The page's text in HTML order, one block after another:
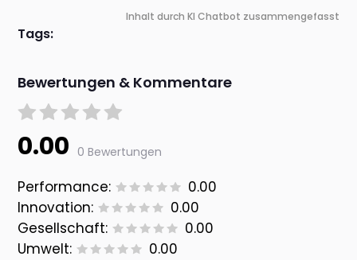
Inhalt durch KI Chatbot zusammengefasst
Tags:
Bewertungen & Kommentare
0.00 0 Bewertungen
Performance:
0.00
Innovation:
0.00
Gesellschaft:
0.00
Umwelt:
0.00